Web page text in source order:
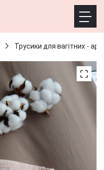
Трусики для вагітних -